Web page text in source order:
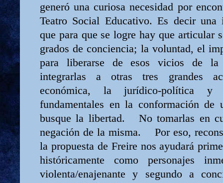
generó una curiosa necesidad por
Teatro Social Educativo. Es decir una
que para que se logre hay que articular
grados de conciencia; la voluntad, el
para liberarse de esos vicios de la
integrarlas a otras tres grandes
económica, la jurídico-política y
fundamentales en la conformación de
busque la libertad.
No tomarlas en
negación de la misma.
Por eso,
la propuesta de Freire nos ayudará
históricamente como personajes
violenta/enajenante y segundo a